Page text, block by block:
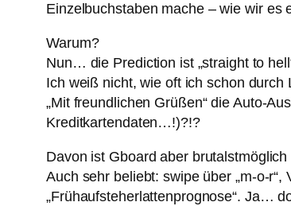
Einzelbuchstaben mache – wie wir es
Warum?
Nun… die Prediction ist „straight to
Ich weiß nicht, wie oft ich schon
„Mit freundlichen Grüßen“ die Auto-
Kreditkartendaten…!)?!?
Davon ist Gboard aber
Auch sehr beliebt: swipe über „m-o-
„Frühaufsteherlattenprognose“. Ja…